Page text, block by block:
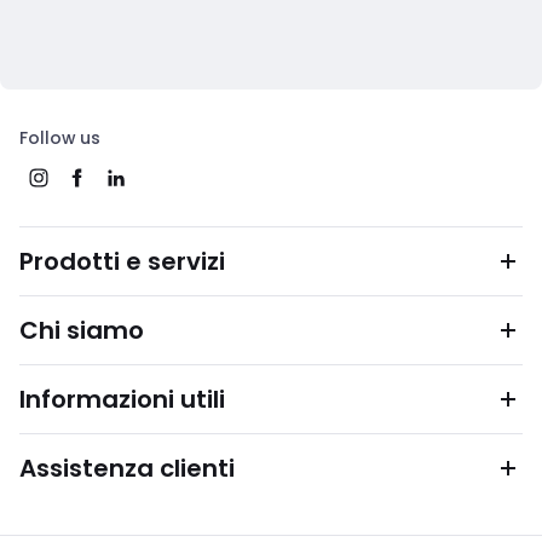
Follow us
Prodotti e servizi
Chi siamo
Informazioni utili
Assistenza clienti